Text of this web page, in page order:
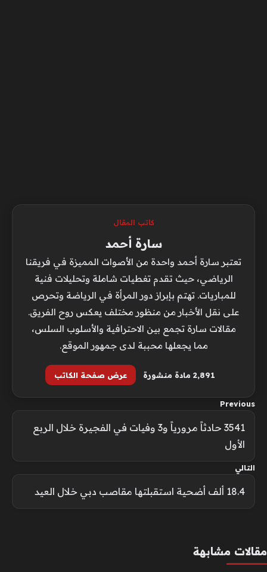
كاتب المقال
سارة أحمد
تعتبر سارة أحمد واحدة من الأصوات المميزة في فريقنا
الرياضي، حيث تقدم تغطيات شاملة وتحليلات فنية
للمباريات. تهتم بإبراز دور المرأة في الرياضة وتحرص
على نقل الأخبار من منظور مختلف يعكس روح الفريق.
مقالات سارة تجمع بين الاحترافية والأسلوب السلس،
مما يجعلها محببة لدى جمهور الموقع.
2٬891 مادة منشورة عرض صفحة الكاتب
Previous
3541 حادثاً مرورياً و3 وفيات في الفجيرة خلال الربع
الأول
التالي
18.4 ألف أضحية استقبلتها مقاصب دبي خلال العيد
مقالات مشابهة